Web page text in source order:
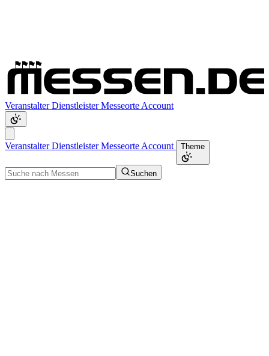
VeranstalterDienstleisterMesseorte Account
VeranstalterDienstleisterMesseorte Account Theme
Suchen